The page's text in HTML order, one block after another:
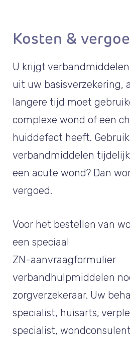
Kosten &
U krijgt
uit uw basisverzekering,
langere tijd moet
complexe wond of een
huiddefect heeft.
verbandmiddelen
een acute wond? Dan
vergoed.
Voor het bestellen van
een speciaal
ZN-aanvraagformulier
verbandhulpmiddelen
zorgverzekeraar. Uw
specialist, huisarts,
specialist,